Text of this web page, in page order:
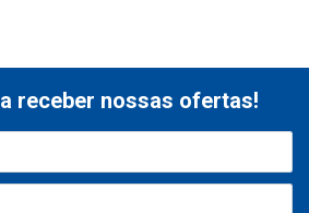
receber nossas ofertas!